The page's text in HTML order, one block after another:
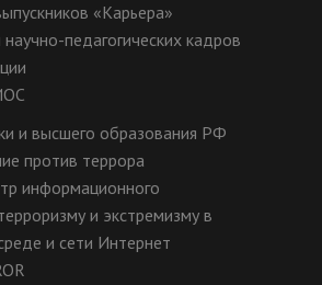
Библиотека ИвГУ,
электронные
библиотека ИвГУ,
ЭБС
«Университетская
библиотека
онлайн», научная
«Карьера»
педагогических кадров
и высшего образования РФ
против террора
информационного
и экстремизму в
и сети Интернет